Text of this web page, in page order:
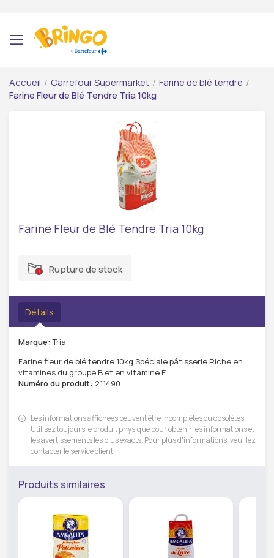
Accueil / Carrefour Supermarket / Farine de blé tendre /
Farine Fleur de Blé Tendre Tria 10kg
Farine Fleur de Blé Tendre Tria 10kg
Rupture de stock
Détails
Marque:Tria
Farine fleur de blé tendre 10kg Spéciale pâtisserie Riche en
vitamines du groupe B et en vitamine E
Numéro du produit: 211490
Les informations affichées peuvent être incomplètes ou obsolètes.
Utilisez toujours le produit physique pour obtenir les informations et
les avertissements les plus exacts. Pour plus d'informations, veuillez
contacter le service client.
Produits similaires